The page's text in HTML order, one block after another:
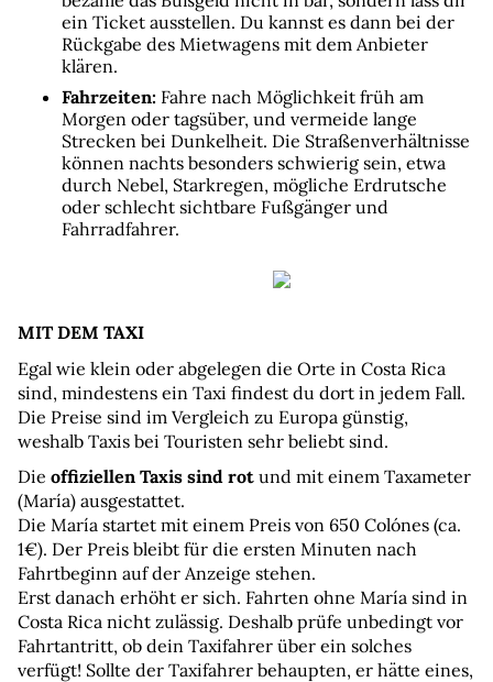
ein Ticket ausstellen. Du kannst es dann bei der
Rückgabe des Mietwagens mit dem Anbieter
klären.
Fahrzeiten: Fahre nach Möglichkeit früh am
Morgen oder tagsüber, und vermeide lange
Strecken bei Dunkelheit. Die Straßenverhältnisse
können nachts besonders schwierig sein, etwa
durch Nebel, Starkregen, mögliche Erdrutsche
oder schlecht sichtbare Fußgänger und
Fahrradfahrer.
MIT DEM TAXI
Egal wie klein oder abgelegen die Orte in Costa Rica
sind, mindestens ein Taxi findest du dort in jedem Fall.
Die Preise sind im Vergleich zu Europa günstig,
weshalb Taxis bei Touristen sehr beliebt sind.
Die offiziellen Taxis sind rot und mit einem Taxameter
(María) ausgestattet.
Die María startet mit einem Preis von 650 Colónes (ca.
1€). Der Preis bleibt für die ersten Minuten nach
Fahrtbeginn auf der Anzeige stehen.
Erst danach erhöht er sich. Fahrten ohne María sind in
Costa Rica nicht zulässig. Deshalb prüfe unbedingt vor
Fahrtantritt, ob dein Taxifahrer über ein solches
verfügt! Sollte der Taxifahrer behaupten, er hätte eines,